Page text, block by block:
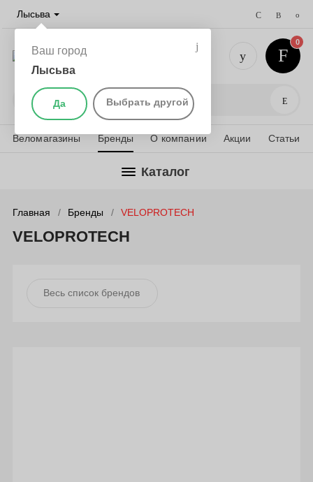
Лысьва
Ваш город
Лысьва
Да Выбрать другой Поиск
+7 (901)
0
Веломагазины Бренды О компании Акции Статьи
Каталог
Главная Бренды VELOPROTECH
VELOPROTECH
Весь список брендов